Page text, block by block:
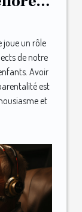
May
joue un rôle
de notre
Avoir
est
et